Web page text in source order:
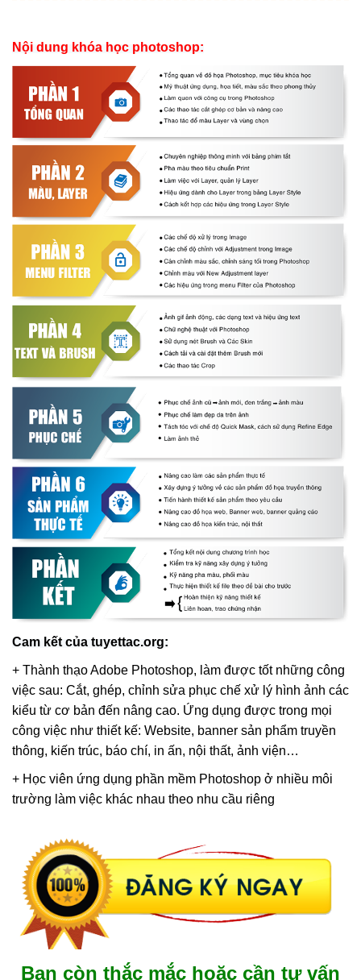
Nội dung khóa học photoshop:
Cam kết của tuyettac.org:
+ Thành thạo Adobe Photoshop, làm được tốt những công
việc sau: Cắt, ghép, chỉnh sửa phục chế xử lý hình ảnh các
kiểu từ cơ bản đến nâng cao. Ứng dụng được trong mọi
công việc như thiết kế: Website, banner sản phẩm truyền
thông, kiến trúc, báo chí, in ấn, nội thất, ảnh viện…
+ Học viên ứng dụng phần mềm Photoshop ở nhiều môi
trường làm việc khác nhau theo nhu cầu riêng
Bạn còn thắc mắc hoặc cần tư vấn